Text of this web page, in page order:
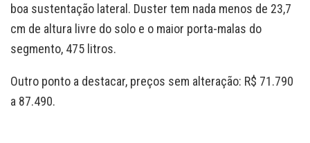
boa sustentação lateral. Duster tem nada menos de 23,7
cm de altura livre do solo e o maior porta-malas do
segmento, 475 litros.
Outro ponto a destacar, preços sem alteração: R$ 71.790
a 87.490.